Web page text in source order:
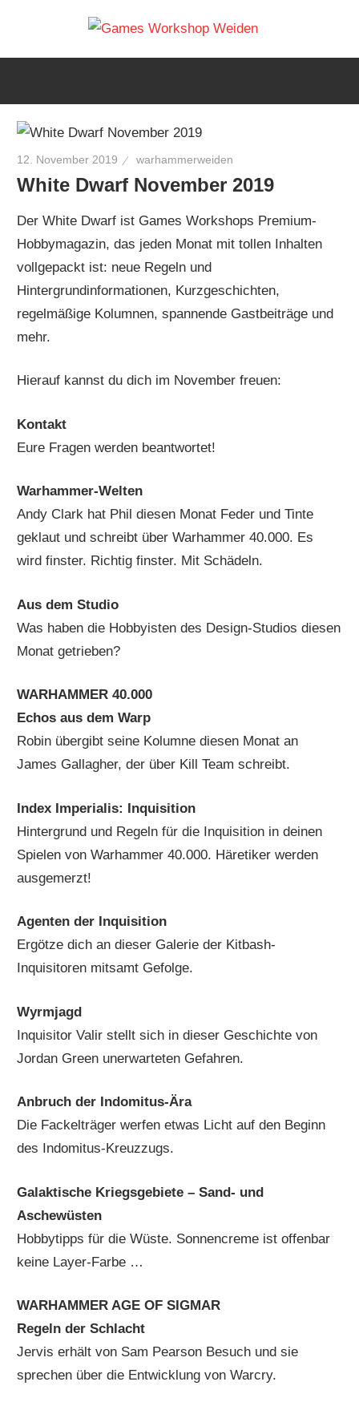
springen
Spiele
Shop
Laden
Weiden
12. November 2019 warhammerweiden
White Dwarf November 2019
Der White Dwarf ist Games Workshops Premium-
Hobbymagazin, das jeden Monat mit tollen Inhalten
vollgepackt ist: neue Regeln und
Hintergrundinformationen, Kurzgeschichten,
regelmäßige Kolumnen, spannende Gastbeiträge und
mehr.
Hierauf kannst du dich im November freuen:
Kontakt
Eure Fragen werden beantwortet!
Warhammer-Welten
Andy Clark hat Phil diesen Monat Feder und Tinte
geklaut und schreibt über Warhammer 40.000. Es
wird finster. Richtig finster. Mit Schädeln.
Aus dem Studio
Was haben die Hobbyisten des Design-Studios diesen
Monat getrieben?
WARHAMMER 40.000
Echos aus dem Warp
Robin übergibt seine Kolumne diesen Monat an
James Gallagher, der über Kill Team schreibt.
Index Imperialis: Inquisition
Hintergrund und Regeln für die Inquisition in deinen
Spielen von Warhammer 40.000. Häretiker werden
ausgemerzt!
Agenten der Inquisition
Ergötze dich an dieser Galerie der Kitbash-
Inquisitoren mitsamt Gefolge.
Wyrmjagd
Inquisitor Valir stellt sich in dieser Geschichte von
Jordan Green unerwarteten Gefahren.
Anbruch der Indomitus-Ära
Die Fackelträger werfen etwas Licht auf den Beginn
des Indomitus-Kreuzzugs.
Galaktische Kriegsgebiete – Sand- und
Aschewüsten
Hobbytipps für die Wüste. Sonnencreme ist offenbar
keine Layer-Farbe …
WARHAMMER AGE OF SIGMAR
Regeln der Schlacht
Jervis erhält von Sam Pearson Besuch und sie
sprechen über die Entwicklung von Warcry.